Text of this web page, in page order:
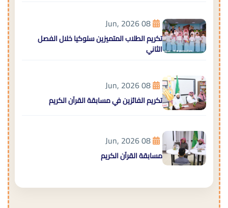
تكريم الطلاب المتميزين سلوكيا خلال الفصل
الثاني
تكريم الفائزين في مسابقة القرآن الكريم
مسابقة القرآن الكريم